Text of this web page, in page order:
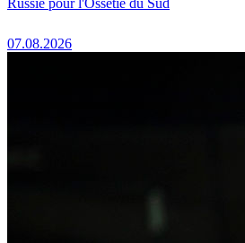
07.08.2026